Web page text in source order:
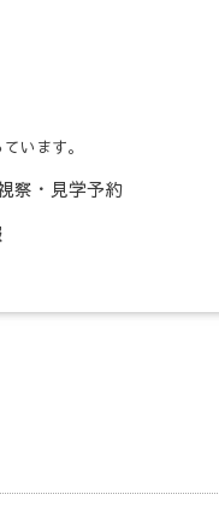
います。
察・見学予約